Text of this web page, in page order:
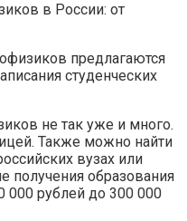
в России: от
предлагаются
студенческих
не так уже и много.
Также можно найти
вузах или
получения образования
000 рублей до 300 000